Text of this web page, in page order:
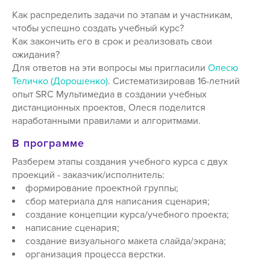
Как распределить задачи по этапам и участникам,
чтобы успешно создать учебный курс?
Как закончить его в срок и реализовать свои
ожидания?
Для ответов на эти вопросы мы пригласили Олесю
Теличко (Дорошенко). Систематизировав 16-летний
опыт SRC Мультимедиа в создании учебных
дистанционных проектов, Олеся поделится
наработанными правилами и алгоритмами.
В программе
Разберем этапы создания учебного курса с двух
проекций - заказчик/исполнитель:
формирование проектной группы;
сбор материала для написания сценария;
создание концепции курса/учебного проекта;
написание сценария;
создание визуального макета слайда/экрана;
организация процесса верстки.